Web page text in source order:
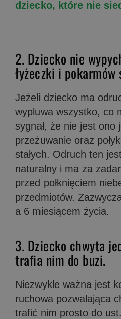
dziecko, które nie
2. Dziecko nie
łyżeczki i pokarmów
Jeżeli dziecko ma
wypluwa wszystko, co
sygnał, że nie jest ono
przeżuwanie oraz
stałych. Odruch ten
naturalny i ma za
przed połknięciem
przedmiotów.
a 6 miesiącem życia.
3. Dziecko chwyta
trafia nim do buzi.
Niezwykle ważna jest
ruchowa pozwalająca
trafić nim prosto do